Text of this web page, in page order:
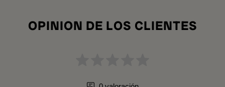
OPINION DE LOS CLIENTES